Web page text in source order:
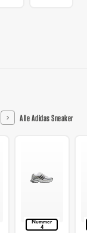
Alle Adidas Sneaker
Nummer
4